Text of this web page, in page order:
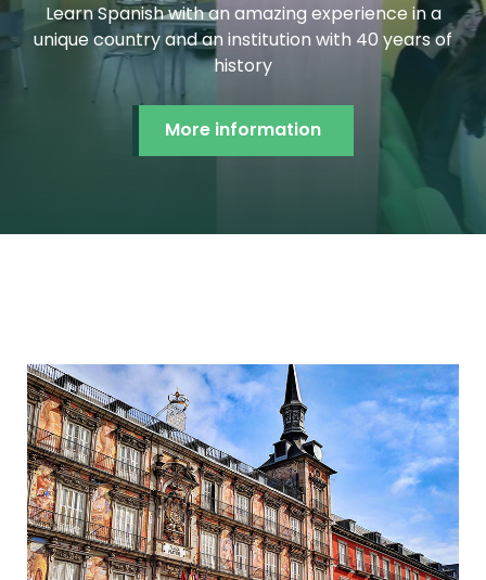
Learn Spanish with an amazing experience in a
unique country and an institution with 40 years of
history
More information